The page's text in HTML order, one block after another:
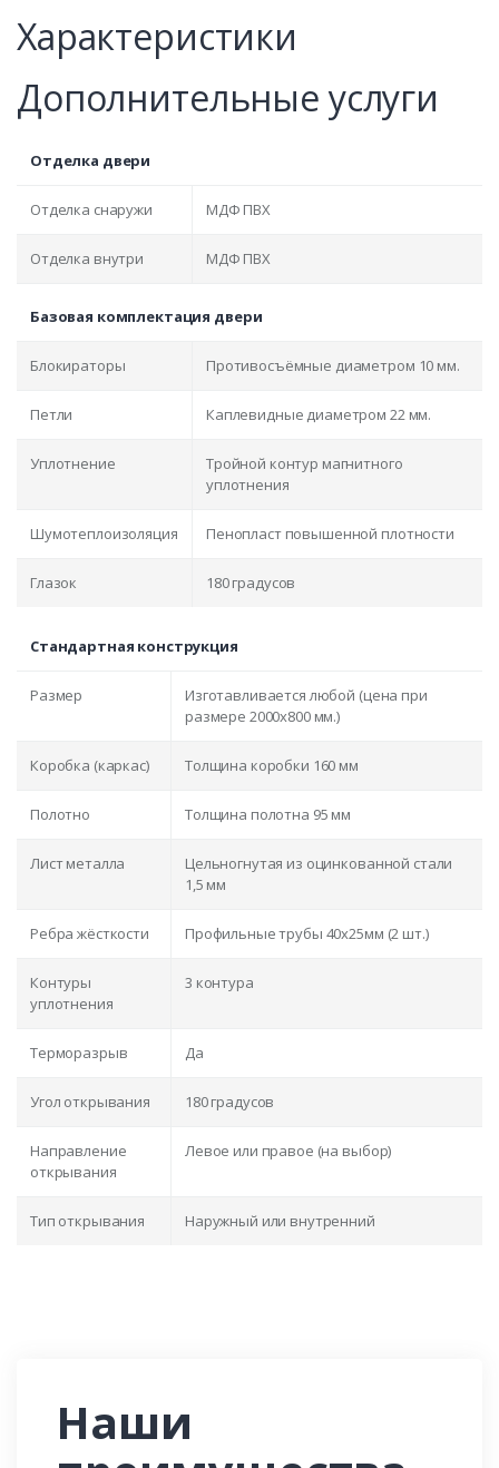
Характеристики
Дополнительные услуги
Отделка двери
Отделка снаружи МДФ ПВХ
Отделка внутри МДФ ПВХ
Базовая комплектация двери
Блокираторы Противосъёмные диаметром 10 мм.
Петли Каплевидные диаметром 22 мм.
Уплотнение
Тройной контур магнитного
уплотнения
Шумотеплоизоляция Пенопласт повышенной плотности
Глазок 180 градусов
Стандартная конструкция
Размер
Изготавливается любой (цена при
размере 2000x800 мм.)
Коробка (каркас) Толщина коробки 160 мм
Полотно Толщина полотна 95 мм
Лист металла
Цельногнутая из оцинкованной стали
1,5 мм
Ребра жёсткости Профильные трубы 40х25мм (2 шт.)
Контуры
уплотнения
3 контура
Терморазрыв Да
Угол открывания 180 градусов
Направление
открывания
Левое или правое (на выбор)
Тип открывания Наружный или внутренний
Наши